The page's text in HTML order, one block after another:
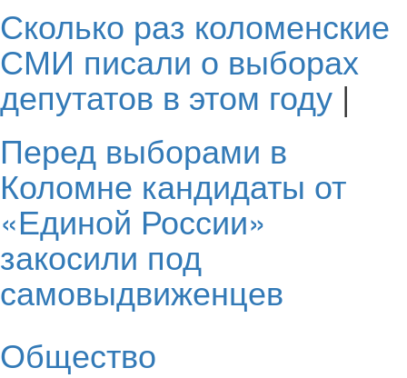
Сколько раз коломенские
СМИ писали о выборах
депутатов в этом году |
Перед выборами в
Коломне кандидаты от
«Единой России»
закосили под
самовыдвиженцев
Общество